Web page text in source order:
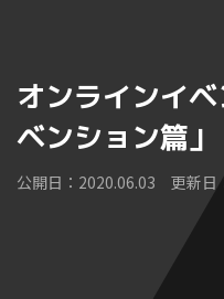
オンラインイ
ベンション篇」
公開日：2020.06.03 更新日